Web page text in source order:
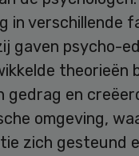
in verschillende
gaven psycho-
theorieën
gedrag en
omgeving,
zich gesteund